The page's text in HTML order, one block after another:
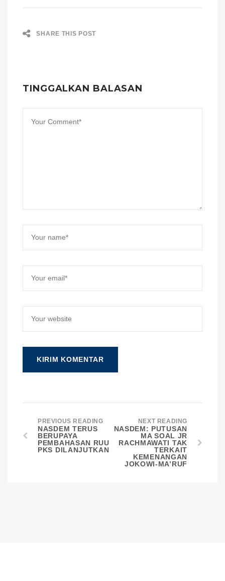
SHARE THIS POST
TINGGALKAN BALASAN
PREVIOUS READING
NASDEM TERUS
BERUPAYA
PEMBAHASAN RUU
PKS DILANJUTKAN
NEXT READING
NASDEM: PUTUSAN
MA SOAL JR
RACHMAWATI TAK
TERKAIT
KEMENANGAN
JOKOWI-MA’RUF